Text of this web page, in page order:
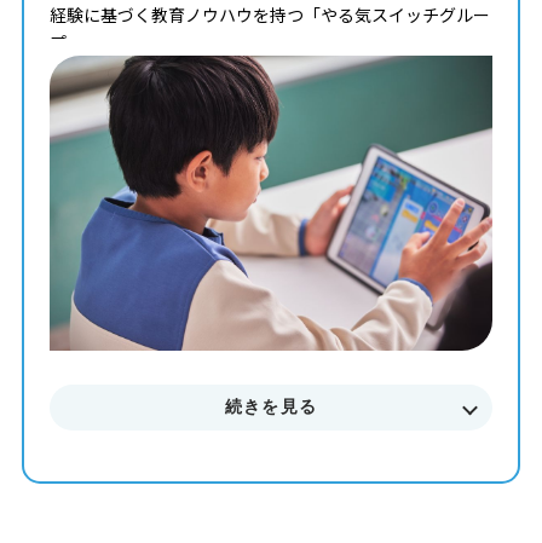
経験に基づく教育ノウハウを持つ「やる気スイッチグルー
プ」。
タイピングからコンピュータサイエンスまで学べる最高の
教材を使って、一人ひとりのペースや理解度に合わせた個
別最適化レッスンでプログラミングを学ぶことが出来ま
まずはお気軽に無料体験授業にご参加下さい。
料金やカリキュラムなどに関してもご説明致します。
続きを見る